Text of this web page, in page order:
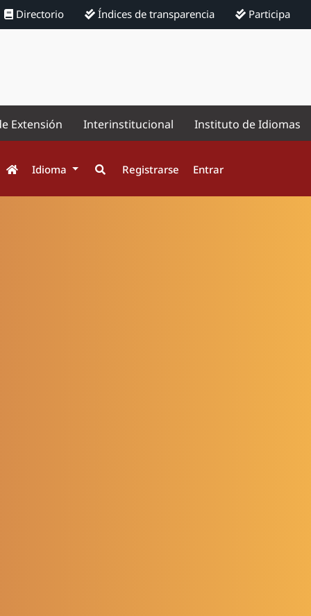
Directorio Índices de transparencia Participa
Extensión Interinstitucional Instituto de Idiomas
Idioma Registrarse Entrar